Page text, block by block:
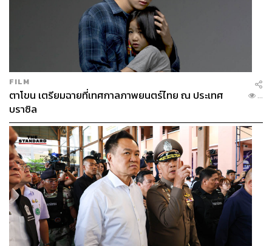
FILM
ตาโขน เตรียมฉายที่เทศกาลภาพยนตร์ไทย ณ ประเทศ
บราซิล
...